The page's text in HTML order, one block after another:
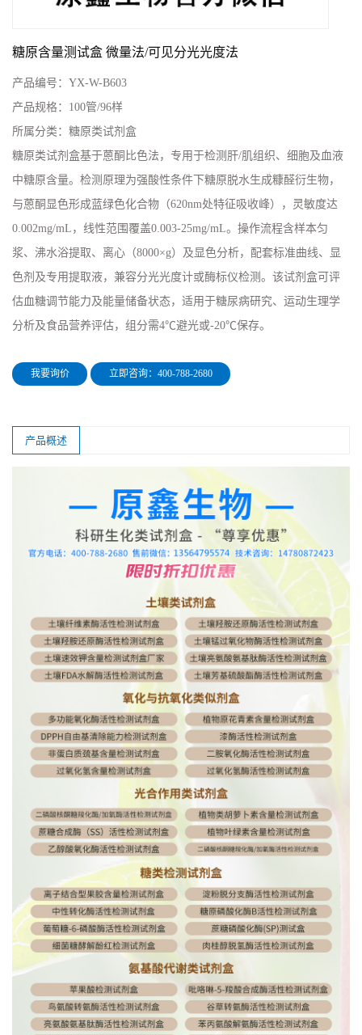
糖原含量测试盒 微量法/可见分光光度法
产品编号： YX-W-B603
产品规格： 100管/96样
所属分类： 糖原类试剂盒
糖原类试剂盒基于蒽酮比色法，专用于检测肝/肌组织、细胞及血液
中糖原含量。检测原理为强酸性条件下糖原脱水生成糠醛衍生物，
与蒽酮显色形成蓝绿色化合物（620nm处特征吸收峰），灵敏度达
0.002mg/mL，线性范围覆盖0.003-25mg/mL。操作流程含样本匀
浆、沸水浴提取、离心（8000×g）及显色分析，配套标准曲线、显
色剂及专用提取液，兼容分光光度计或酶标仪检测。该试剂盒可评
估血糖调节能力及能量储备状态，适用于糖尿病研究、运动生理学
分析及食品营养评估，组分需4℃避光或-20℃保存。
我要询价 立即咨询：400-788-2680
产品概述